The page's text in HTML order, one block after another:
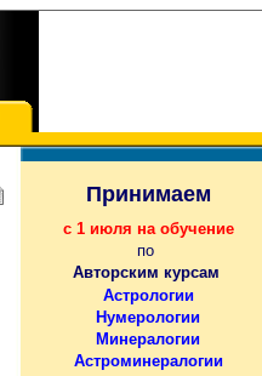
Принимаем
с 1 июля на обучение
по
Авторским курсам
Астрологии
Нумерологии
Минералогии
Астроминералогии